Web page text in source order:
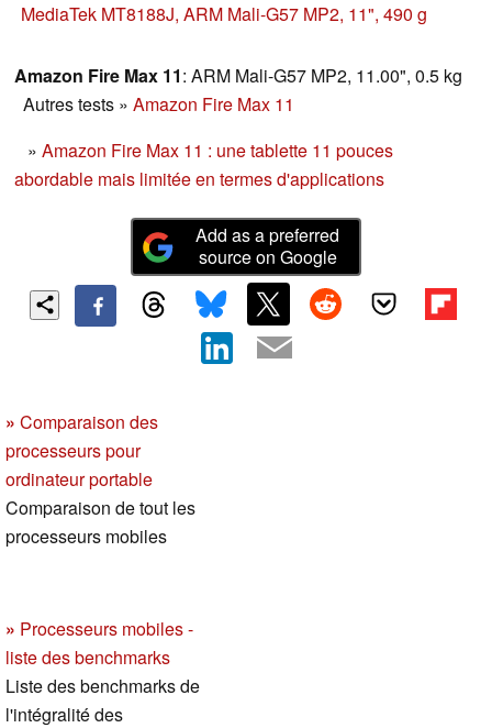
une grande batterie et un nouveau SoC de milieu de
11.
MediaTek MT8188J, ARM Mali-G57 MP2, 11", 490 g
Amazon Fire Max 11: ARM Mali-G57 MP2, 11.00", 0.5 kg
Autres tests » Amazon Fire Max 11
» Amazon Fire Max 11 : une tablette 11 pouces
abordable mais limitée en termes d'applications
Add as a preferred
source on Google
» Comparaison des
processeurs pour
ordinateur portable
Comparaison de tout les
processeurs mobiles
» Processeurs mobiles -
liste des benchmarks
Liste des benchmarks de
l'intégralité des